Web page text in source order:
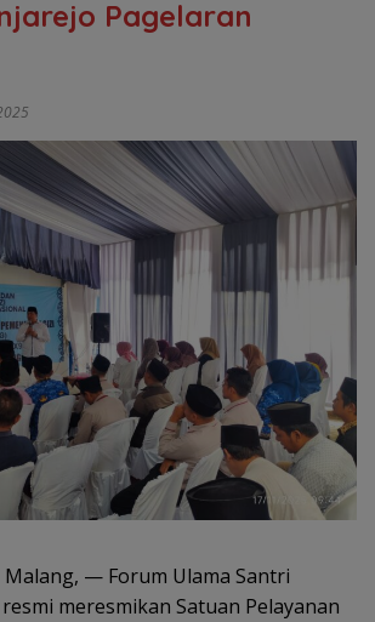
Pagelaran
— Forum Ulama Santri
meresmikan Satuan Pelayanan